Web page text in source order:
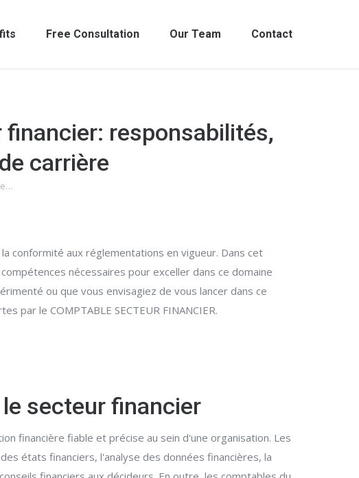
Free Consultation Our Team Contact
responsabilités,
carrière
conformité aux réglementations en vigueur. Dans cet
nécessaires pour exceller dans ce domaine
ou que vous envisagiez de vous lancer dans ce
par le COMPTABLE SECTEUR FINANCIER.
secteur financier
financière fiable et précise au sein d'une organisation. Les
états financiers, l'analyse des données financières, la